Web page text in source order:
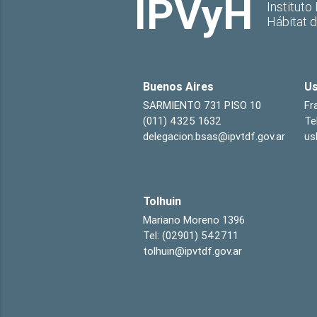
IPVyH
Instituto
Hábitat
Buenos Aires
SARMIENTO 731 PISO 10
(011) 4325 1632
delegacion.bsas@ipvtdf.gov.ar
Tolhuin
Mariano Moreno 1396
Tel: (02901) 542711
tolhuin@ipvtdf.gov.ar